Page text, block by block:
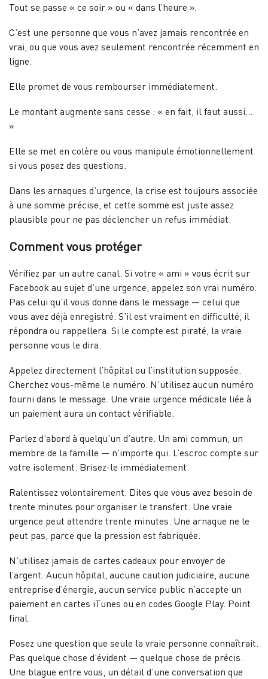
Tout se passe « ce soir » ou « dans l’heure ».
C’est une personne que vous n’avez jamais rencontrée en
vrai, ou que vous avez seulement rencontrée récemment en
ligne.
Elle promet de vous rembourser immédiatement.
Le montant augmente sans cesse : « en fait, il faut aussi…
»
Elle se met en colère ou vous manipule émotionnellement
si vous posez des questions.
Dans les arnaques d’urgence, la crise est toujours associée
à une somme précise, et cette somme est juste assez
plausible pour ne pas déclencher un refus immédiat.
Comment vous protéger
Vérifiez par un autre canal. Si votre « ami » vous écrit sur
Facebook au sujet d’une urgence, appelez son vrai numéro.
Pas celui qu’il vous donne dans le message — celui que
vous avez déjà enregistré. S’il est vraiment en difficulté, il
répondra ou rappellera. Si le compte est piraté, la vraie
personne vous le dira.
Appelez directement l’hôpital ou l’institution supposée.
Cherchez vous-même le numéro. N’utilisez aucun numéro
fourni dans le message. Une vraie urgence médicale liée à
un paiement aura un contact vérifiable.
Parlez d’abord à quelqu’un d’autre. Un ami commun, un
membre de la famille — n’importe qui. L’escroc compte sur
votre isolement. Brisez-le immédiatement.
Ralentissez volontairement. Dites que vous avez besoin de
trente minutes pour organiser le transfert. Une vraie
urgence peut attendre trente minutes. Une arnaque ne le
peut pas, parce que la pression est fabriquée.
N’utilisez jamais de cartes cadeaux pour envoyer de
l’argent. Aucun hôpital, aucune caution judiciaire, aucune
entreprise d’énergie, aucun service public n’accepte un
paiement en cartes iTunes ou en codes Google Play. Point
final.
Posez une question que seule la vraie personne connaîtrait.
Pas quelque chose d’évident — quelque chose de précis.
Une blague entre vous, un détail d’une conversation que